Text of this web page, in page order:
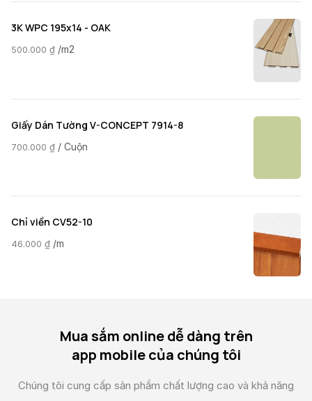
3K WPC 195x14 - OAK
500.000 ₫ /m2
Giấy Dán Tường V-CONCEPT 7914-8
700.000 ₫ / Cuộn
Chỉ viền CV52-10
46.000 ₫ /m
Mua sắm online dễ dàng trên
app mobile của chúng tôi
Chúng tôi cung cấp sản phẩm chất lượng cao và khả năng